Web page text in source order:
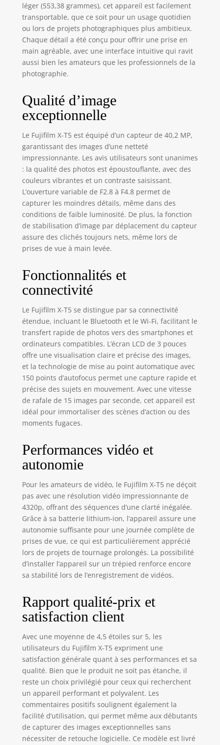
léger (553,38 grammes), cet appareil est facilement
transportable, que ce soit pour un usage quotidien
ou lors de projets photographiques plus ambitieux.
Chaque détail a été conçu pour offrir une prise en
main agréable, avec une interface intuitive qui ravit
aussi bien les amateurs que les professionnels de la
photographie.
Qualité d’image
exceptionnelle
Le Fujifilm X-T5 est équipé d’un capteur de 40,2 MP,
garantissant des images d’une netteté
impressionnante. Les avis utilisateurs sont unanimes
: la qualité des photos est époustouflante, avec des
couleurs vibrantes et un contraste saisissant.
L’ouverture variable de F2.8 à F4.8 permet de
capturer les moindres détails, même dans des
conditions de faible luminosité. De plus, la fonction
de stabilisation d’image par déplacement du capteur
assure des clichés toujours nets, même lors de
prises de vue à main levée.
Fonctionnalités et
connectivité
Le Fujifilm X-T5 se distingue par sa connectivité
étendue, incluant le Bluetooth et le Wi-Fi, facilitant le
transfert rapide de photos vers des smartphones et
ordinateurs compatibles. L’écran LCD de 3 pouces
offre une visualisation claire et précise des images,
et la technologie de mise au point automatique avec
150 points d’autofocus permet une capture rapide et
précise des sujets en mouvement. Avec une vitesse
de rafale de 15 images par seconde, cet appareil est
idéal pour immortaliser des scènes d’action ou des
moments fugaces.
Performances vidéo et
autonomie
Pour les amateurs de vidéo, le Fujifilm X-T5 ne déçoit
pas avec une résolution vidéo impressionnante de
4320p, offrant des séquences d’une clarté inégalée.
Grâce à sa batterie lithium-ion, l’appareil assure une
autonomie suffisante pour une journée complète de
prises de vue, ce qui est particulièrement apprécié
lors de projets de tournage prolongés. La possibilité
d’installer l’appareil sur un trépied renforce encore
sa stabilité lors de l’enregistrement de vidéos.
Rapport qualité-prix et
satisfaction client
Avec une moyenne de 4,5 étoiles sur 5, les
utilisateurs du Fujifilm X-T5 expriment une
satisfaction générale quant à ses performances et sa
qualité. Bien que le produit ne soit pas étanche, il
reste un choix privilégié pour ceux qui recherchent
un appareil performant et polyvalent. Les
commentaires positifs soulignent également la
facilité d’utilisation, qui permet même aux débutants
de capturer des images exceptionnelles sans
nécessiter de retouche logicielle. Ce modèle est livré